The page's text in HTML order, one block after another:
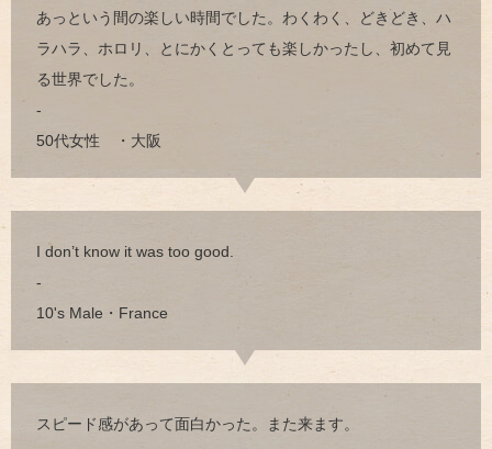
あっという間の楽しい時間でした。わくわく、どきどき、ハ
ラハラ、ホロリ、とにかくとっても楽しかったし、初めて見
る世界でした。
-
50代女性 ・大阪
I don’t know it was too good.
-
10's Male・France
スピード感があって面白かった。また来ます。